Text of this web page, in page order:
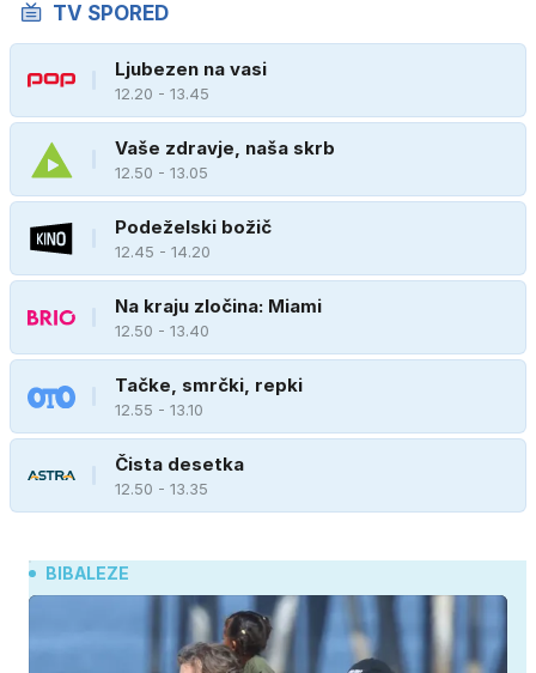
TV SPORED
Ljubezen na vasi
12.20 - 13.45
Vaše zdravje, naša skrb
12.50 - 13.05
Podeželski božič
12.45 - 14.20
Na kraju zločina: Miami
12.50 - 13.40
Tačke, smrčki, repki
12.55 - 13.10
Čista desetka
12.50 - 13.35
BIBALEZE